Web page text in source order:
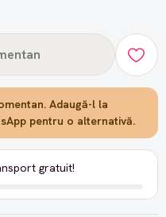
Adaugă-l la
pentru o alternativă.
gratuit!